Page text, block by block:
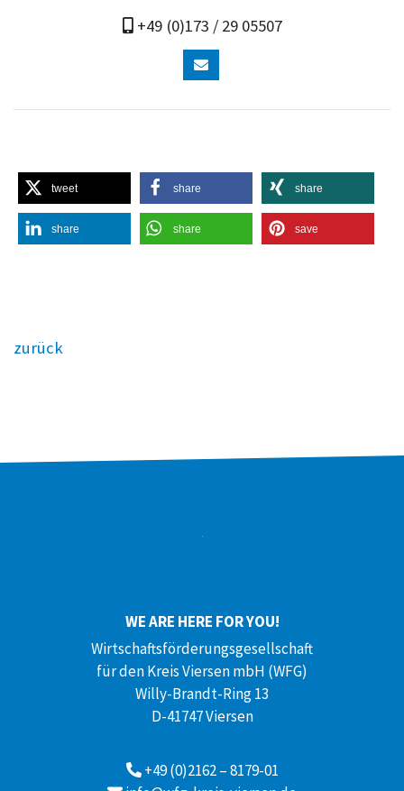
+49 (0)173 / 29 05507
tweet share share
share share save
zurück
WE ARE HERE FOR YOU!
Wirtschaftsförderungsgesellschaft
für den Kreis Viersen mbH (WFG)
Willy-Brandt-Ring 13
D-41747 Viersen
+49 (0)2162 – 8179-01